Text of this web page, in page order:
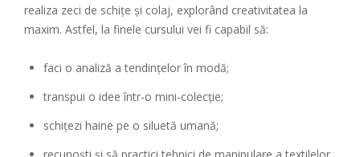
realiza zeci de schițe și colaj, explorând creativitatea la
maxim. Astfel, la finele cursului vei fi capabil să:
faci o analiză a tendințelor în modă;
transpui o idee într-o mini-colecție;
schițezi haine pe o siluetă umană;